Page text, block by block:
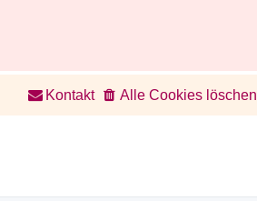
Alle Cookies löschen
Kontakt